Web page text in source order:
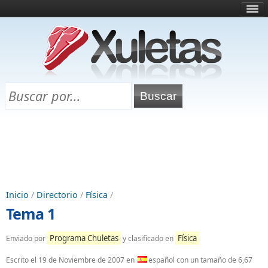
¿Qué es esto?
Directorio
Chuletas para exámenes
Inicio / Directorio / Física /
Tema 1
Enviado por Programa Chuletas y clasificado en Física
Escrito el 19 de Noviembre de 2007en español con un tamaño de 6,67